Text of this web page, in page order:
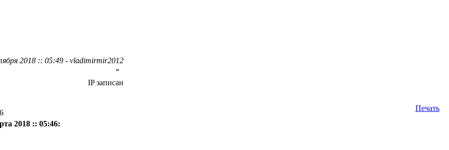
2018 :: 05:49 - vladimirmir2012
»
IP записан
Печать
2018 :: 05:46: